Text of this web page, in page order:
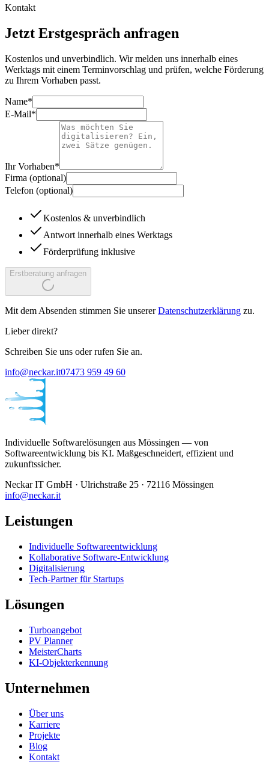
Kontakt
Jetzt Erstgespräch anfragen
Kostenlos und unverbindlich. Wir melden uns innerhalb eines
Werktags mit einem Terminvorschlag und prüfen, welche Förderung
zu Ihrem Vorhaben passt.
Name*
E-Mail*
Ihr Vorhaben*
Firma (optional)
Telefon (optional)
Kostenlos & unverbindlich
Antwort innerhalb eines Werktags
Förderprüfung inklusive
Erstberatung anfragen
Mit dem Absenden stimmen Sie unserer Datenschutzerklärung zu.
Lieber direkt?
Schreiben Sie uns oder rufen Sie an.
info@neckar.it07473 959 49 60
Individuelle Softwarelösungen aus Mössingen — von
Softwareentwicklung bis KI. Maßgeschneidert, effizient und
zukunftssicher.
Neckar IT GmbH · Ulrichstraße 25 · 72116 Mössingen
info@neckar.it
Leistungen
Individuelle Softwareentwicklung
Kollaborative Software-Entwicklung
Digitalisierung
Tech-Partner für Startups
Lösungen
Turboangebot
PV Planner
MeisterCharts
KI-Objekterkennung
Unternehmen
Über uns
Karriere
Projekte
Blog
Kontakt